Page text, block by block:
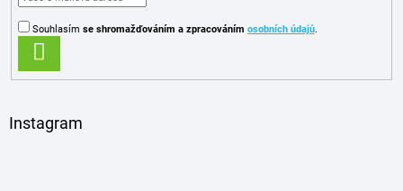
Souhlasím se shromažďováním a zpracováním osobních údajů.
SE
Instagram